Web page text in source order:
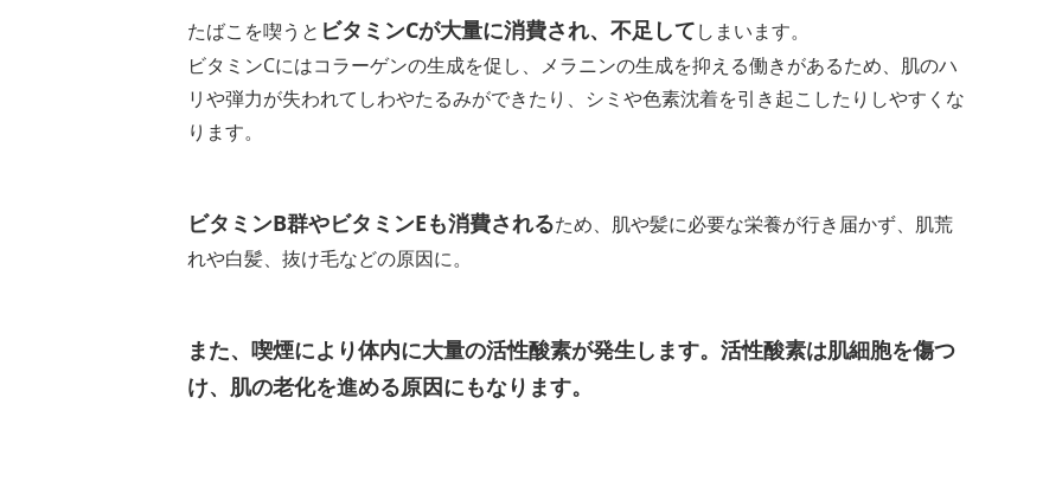
たばこを喫うと ビタミンCが大量に消費され、不足してしまいます。
ビタミンCにはコラーゲンの生成を促し、メラニンの生成を抑える働きがあるため、肌のハ
リや弾力が失われてしわやたるみができたり、シミや色素沈着を引き起こしたりしやすくな
ります。
ビタミンB群やビタミンEも消費されるため、肌や髪に必要な栄養が行き届かず、肌荒
れや白髪、抜け毛などの原因に。
また、喫煙により体内に大量の活性酸素が発生します。活性酸素は肌細胞を傷つ
け、肌の老化を進める原因にもなります。